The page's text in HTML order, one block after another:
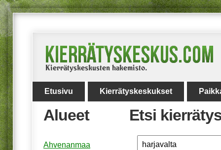
Etusivu Kierrätyskeskukset
Etsi
Alueet
Ahvenanmaa